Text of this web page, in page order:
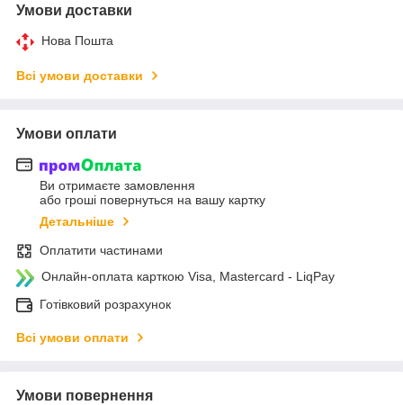
Умови доставки
Нова Пошта
Всі умови доставки
Умови оплати
Ви отримаєте замовлення
або гроші повернуться на вашу картку
Детальніше
Оплатити частинами
Онлайн-оплата карткою Visa, Mastercard - LiqPay
Готівковий розрахунок
Всі умови оплати
Умови повернення